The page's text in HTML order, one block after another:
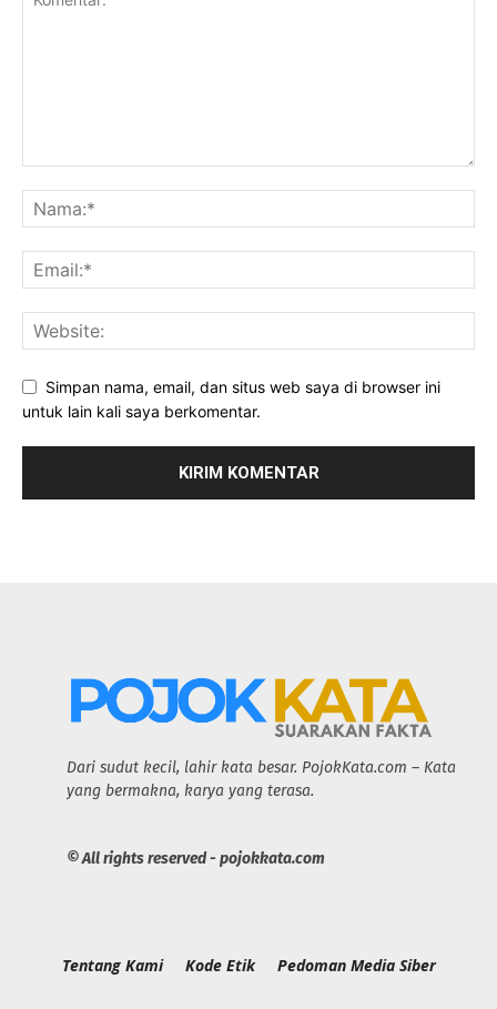
Simpan nama, email, dan situs web saya di browser ini
untuk lain kali saya berkomentar.
Dari sudut kecil, lahir kata besar. PojokKata.com – Kata
yang bermakna, karya yang terasa.
© All rights reserved - pojokkata.com
Tentang Kami Kode Etik Pedoman Media Siber